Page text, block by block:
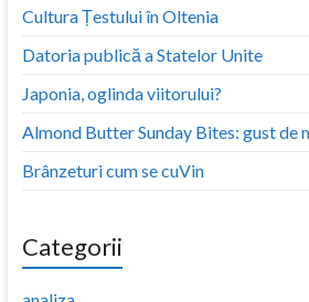
Cultura Țestului în Oltenia
Datoria publică a Statelor Unite
Japonia, oglinda viitorului?
Almond Butter Sunday Bites: gust de
Brânzeturi cum se cuVin
Categorii